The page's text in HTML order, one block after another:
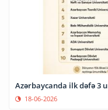
Azərbaycanda ilk dəfə 3
18-06-2026